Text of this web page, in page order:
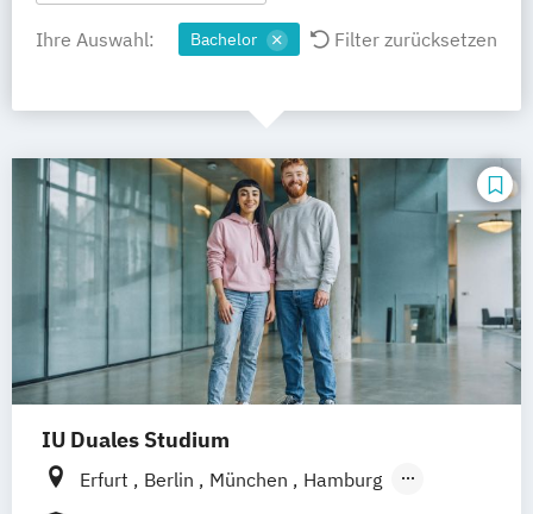
Ihre Auswahl: Bachelor Filter zurücksetzen
IU Duales Studium
Erfurt Berlin München
Hamburg